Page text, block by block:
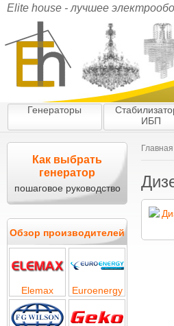
Elite house - лучшее
Главная
Как выбрать
генератор
пошаговое руководство
Обзор производителей
Elemax Euroenergy
Генераторы
ИБП